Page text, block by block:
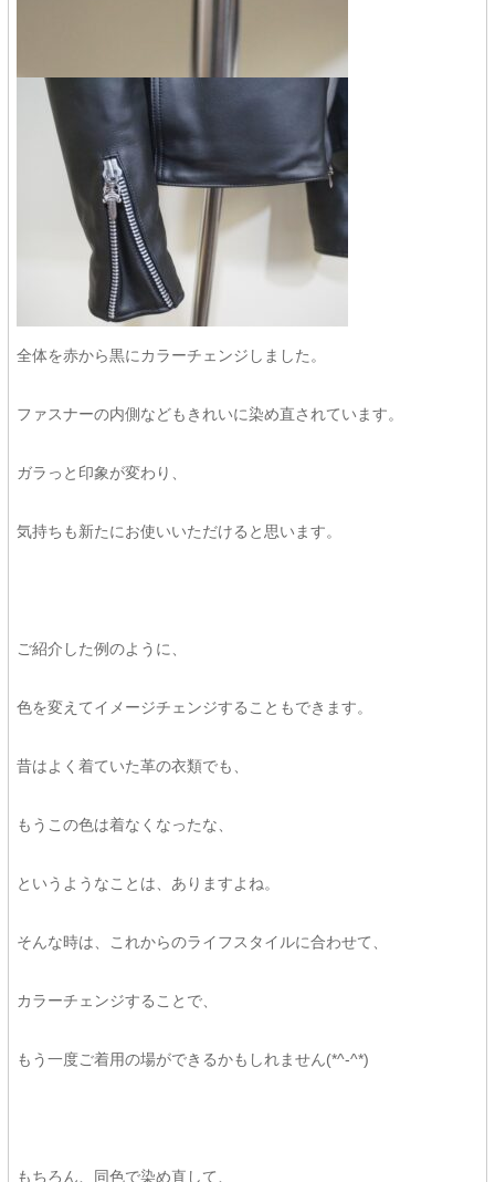
全体を赤から黒にカラーチェンジしました。
ファスナーの内側などもきれいに染め直されています。
ガラっと印象が変わり、
気持ちも新たにお使いいただけると思います。
ご紹介した例のように、
色を変えてイメージチェンジすることもできます。
昔はよく着ていた革の衣類でも、
もうこの色は着なくなったな、
というようなことは、ありますよね。
そんな時は、これからのライフスタイルに合わせて、
カラーチェンジすることで、
もう一度ご着用の場ができるかもしれません(*^-^*)
もちろん、同色で染め直して、